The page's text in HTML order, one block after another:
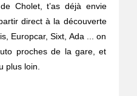
Cholet, t’as déjà envie
direct à la découverte
Europcar, Sixt, Ada ... on
proches de la gare, et
plus loin.